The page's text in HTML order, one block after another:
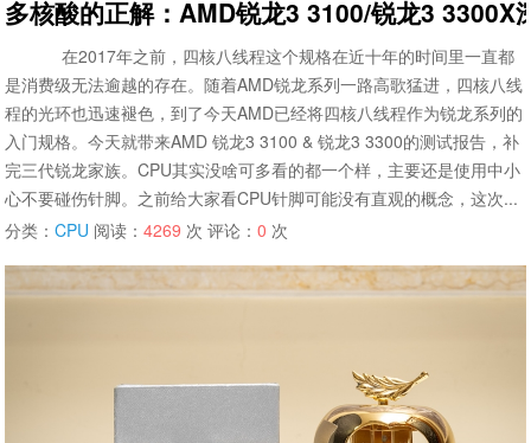
多核酸的正解：AMD锐龙3 3100/锐龙3 3300X
在2017年之前，四核八线程这个规格在近十年的时间里一直都
是消费级无法逾越的存在。随着AMD锐龙系列一路高歌猛进，四核八线
程的光环也迅速褪色，到了今天AMD已经将四核八线程作为锐龙系列的
入门规格。今天就带来AMD 锐龙3 3100 & 锐龙3 3300的测试报告，补
完三代锐龙家族。CPU其实没啥可多看的都一个样，主要还是使用中小
心不要碰伤针脚。之前给大家看CPU针脚可能没有直观的概念，这次...
分类：CPU 阅读：4269 次 评论：0 次